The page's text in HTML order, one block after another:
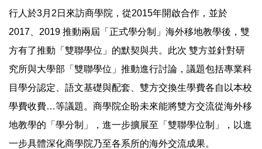
行人於3月2日來訪商學院，從2015年開啟合作，並於
2017、2019 推動兩屆「正式學分制」海外移地教學後，雙
方有了推動「雙聯學位」的默契與共。此次 雙方並針對研
究所與大學部「雙聯學位」推動進行討論，議題包括專業科
目學分認定、語文基礎與配套、雙方交換生學費各自以本校
學費收費…等議題。商學院企盼未來能將雙方交流從海外移
地教學的「學分制」，進一步擴展至「雙聯學位制」，以進
一步具體深化商學院乃至各系所的海外交流成果。